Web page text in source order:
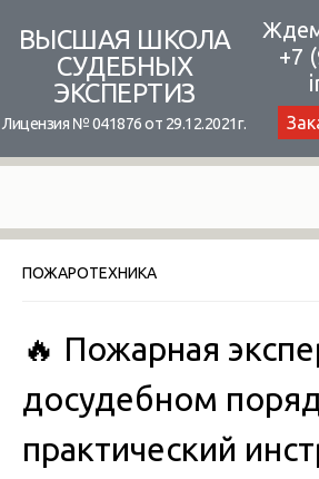
content
ВЫСШАЯ ШКОЛА
СУДЕБНЫХ
ЭКСПЕРТИЗ
Лицензия № 041876 от 29.12.2021г.
+7
ПОЖАРОТЕХНИКА
🔥 Пожарная
досудебном
практический